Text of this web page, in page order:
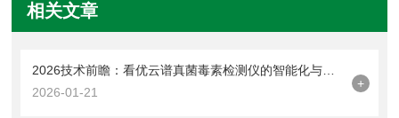
相关文章
2026技术前瞻：看优云谱真菌毒素检测仪的智能化与快检趋势
2026-01-21
+